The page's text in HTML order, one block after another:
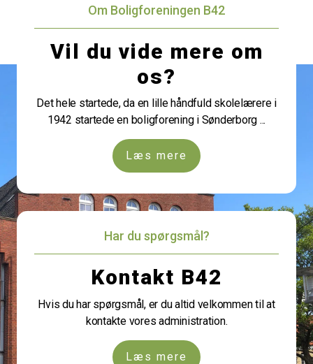
Om Boligforeningen B42
Vil du vide mere om
os?
Det hele startede, da en lille håndfuld skolelærere i
1942 startede en boligforening i Sønderborg ...
Læs mere
Har du spørgsmål?
Kontakt B42
Hvis du har spørgsmål, er du altid velkommen til at
kontakte vores administration.
Læs mere